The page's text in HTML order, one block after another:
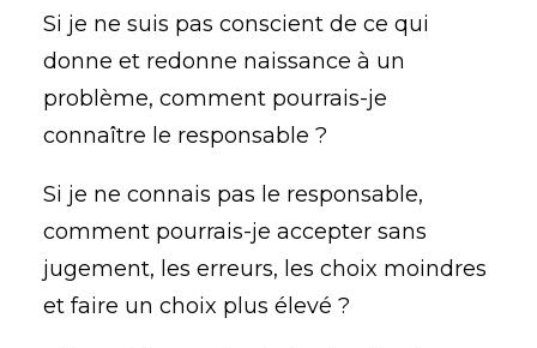
Si je ne suis pas conscient de ce qui
donne et redonne naissance à un
problème, comment pourrais-je
connaître le responsable ?
Si je ne connais pas le responsable,
comment pourrais-je accepter sans
jugement, les erreurs, les choix moindres
et faire un choix plus élevé ?